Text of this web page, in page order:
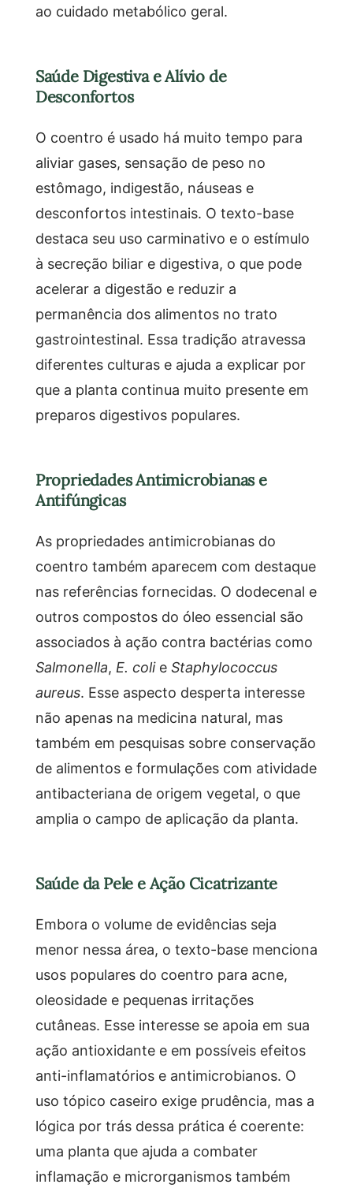
ao cuidado metabólico geral.
Saúde Digestiva e Alívio de
Desconfortos
O coentro é usado há muito tempo para
aliviar gases, sensação de peso no
estômago, indigestão, náuseas e
desconfortos intestinais. O texto-base
destaca seu uso carminativo e o estímulo
à secreção biliar e digestiva, o que pode
acelerar a digestão e reduzir a
permanência dos alimentos no trato
gastrointestinal. Essa tradição atravessa
diferentes culturas e ajuda a explicar por
que a planta continua muito presente em
preparos digestivos populares.
Propriedades Antimicrobianas e
Antifúngicas
As propriedades antimicrobianas do
coentro também aparecem com destaque
nas referências fornecidas. O dodecenal e
outros compostos do óleo essencial são
associados à ação contra bactérias como
Salmonella, E. colie Staphylococcus
aureus. Esse aspecto desperta interesse
não apenas na medicina natural, mas
também em pesquisas sobre conservação
de alimentos e formulações com atividade
antibacteriana de origem vegetal, o que
amplia o campo de aplicação da planta.
Saúde da Pele e Ação Cicatrizante
Embora o volume de evidências seja
menor nessa área, o texto-base menciona
usos populares do coentro para acne,
oleosidade e pequenas irritações
cutâneas. Esse interesse se apoia em sua
ação antioxidante e em possíveis efeitos
anti-inflamatórios e antimicrobianos. O
uso tópico caseiro exige prudência, mas a
lógica por trás dessa prática é coerente:
uma planta que ajuda a combater
inflamação e microrganismos também